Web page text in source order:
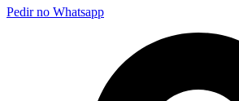
Pedir no Whatsapp